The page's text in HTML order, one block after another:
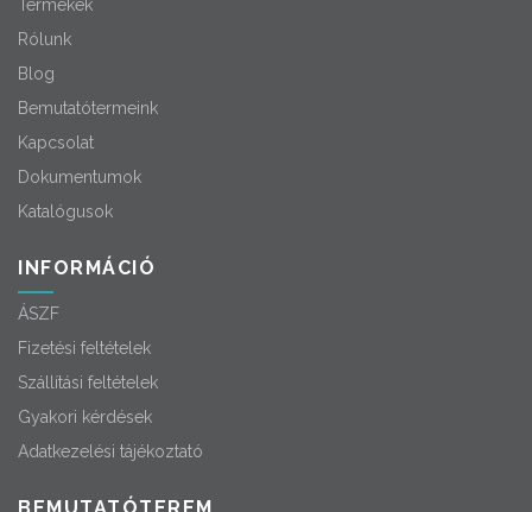
Termékek
Rólunk
Blog
Bemutatótermeink
Kapcsolat
Dokumentumok
Katalógusok
INFORMÁCIÓ
ÁSZF
Fizetési feltételek
Szállítási feltételek
Gyakori kérdések
Adatkezelési tájékoztató